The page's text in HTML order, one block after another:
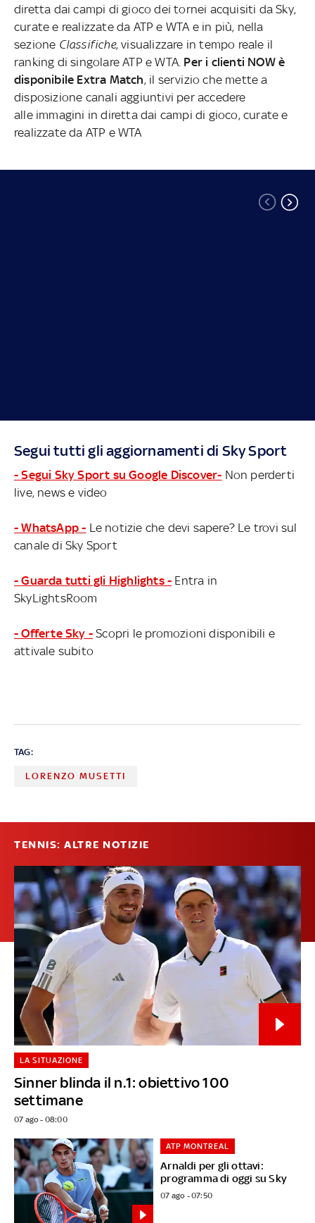
diretta dai campi di gioco dei tornei acquisiti da Sky,
curate e realizzate da ATP e WTA e in più, nella
sezione Classifiche, visualizzare in tempo reale il
ranking di singolare ATP e WTA. Per i clienti NOW è
disponibile Extra Match, il servizio che mette a
disposizione canali aggiuntivi per accedere
alle immagini in diretta dai campi di gioco, curate e
realizzate da ATP e WTA
Segui tutti gli aggiornamenti di Sky Sport
- Segui Sky Sport su Google Discover- Non perderti
live, news e video
- WhatsApp - Le notizie che devi sapere? Le trovi sul
canale di Sky Sport
- Guarda tutti gli Highlights - Entra in
SkyLightsRoom
- Offerte Sky - Scopri le promozioni disponibili e
attivale subito
TAG:
LORENZO MUSETTI
TENNIS: ALTRE NOTIZIE
Sinner blinda il n.1: obiettivo 100
settimane
LA SITUAZIONE
07 ago - 08:00
Arnaldi per gli ottavi:
programma di oggi su Sky
ATP MONTREAL
07 ago - 07:50